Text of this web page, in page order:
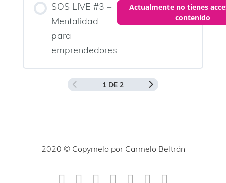
SOS LIVE #3 –
Mentalidad
para
emprendedores
Actualmente no tienes
contenido
1 DE 2
2020 © Copymelo por Carmelo Beltrán